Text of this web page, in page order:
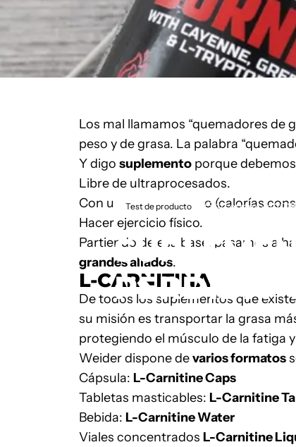
Test de producto 11 settembre 2019
PÉRDIDA
Los mal llamamos “quemadores de
peso y de grasa. La palabra
Y digo suplemento porque
Libre de ultraprocesados.
Con un déficit calórico (calorías
Hacer ejercicio físico.
Partiendo de esa base, pasamos a
grandes aliados.
L-CARNITINA
De todos los suplementos que
su misión es transportar la grasa
protegiendo el músculo de la fatiga
Weider dispone devarios formatos
Cápsula: L-Carnitine Caps
Tabletas masticables: L-Carnitine
Bebida: L-Carnitine Water
Viales concentrados L-Carnitine